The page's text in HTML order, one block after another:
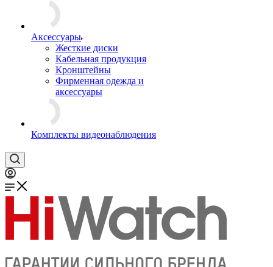
Аксессуары
Жесткие диски
Кабельная продукция
Кронштейны
Фирменная одежда и
аксессуары
Комплекты видеонаблюдения